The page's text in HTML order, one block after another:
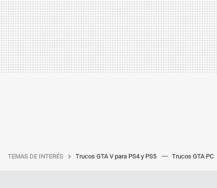
TEMAS DE INTERÉS Trucos GTA V para PS4 y PS5 Trucos GTA PC